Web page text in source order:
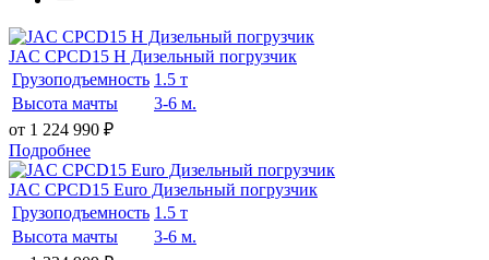
JAC CPCD15 H Дизельный погрузчик
Грузоподъемность 1.5 т
Высота мачты
3-6 м.
от 1 224 990 ₽
Подробнее
JAC CPCD15 Euro Дизельный погрузчик
Грузоподъемность 1.5 т
Высота мачты
3-6 м.